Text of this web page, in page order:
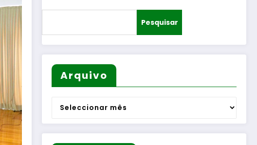
Pesquisar
Arquivo
Arquivo